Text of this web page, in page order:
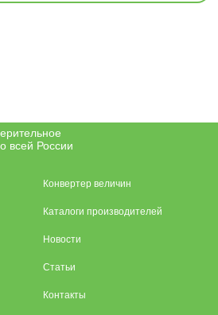
всей России
Конвертер величин
Каталоги производителей
Новости
Статьи
Контакты